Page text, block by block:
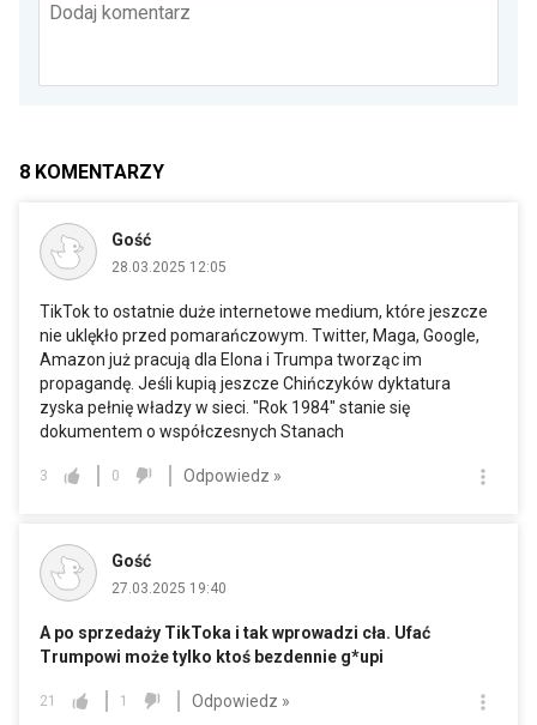
Dodaj komentarz
8 KOMENTARZY
Gość
28.03.2025 12:05
TikTok to ostatnie duże internetowe medium, które jeszcze
nie uklękło przed pomarańczowym. Twitter, Maga, Google,
Amazon już pracują dla Elona i Trumpa tworząc im
propagandę. Jeśli kupią jeszcze Chińczyków dyktatura
zyska pełnię władzy w sieci. "Rok 1984" stanie się
dokumentem o współczesnych Stanach
3 0 Odpowiedz »
Gość
27.03.2025 19:40
A po sprzedaży TikToka i tak wprowadzi cła. Ufać
Trumpowi może tylko ktoś bezdennie g*upi
21 1 Odpowiedz »